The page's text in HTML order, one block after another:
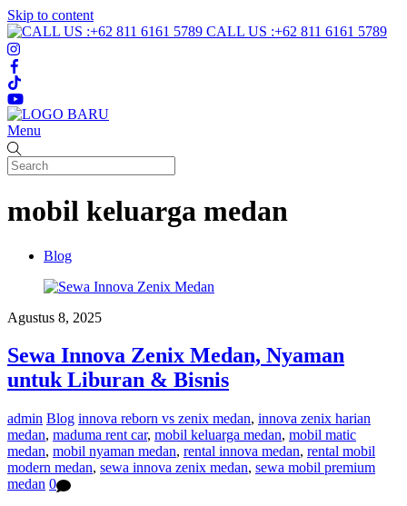
Skip to content
CALL US :+62 811 6161 5789
Menu
mobil keluarga medan
Blog
Agustus 8, 2025
Sewa Innova Zenix Medan, Nyaman
untuk Liburan & Bisnis
admin Blog innova reborn vs zenix medan, innova zenix harian
medan, maduma rent car, mobil keluarga medan, mobil matic
medan, mobil nyaman medan, rental innova medan, rental mobil
modern medan, sewa innova zenix medan, sewa mobil premium
medan 0